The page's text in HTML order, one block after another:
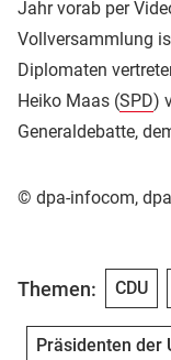
Jahr vorab per
Vollversammlung
Diplomaten
Heiko Maas (SPD)
Generaldebatte,
© dpa-infocom,
Themen: CDU
Präsidenten der